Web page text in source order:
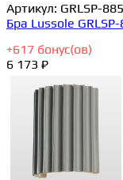
Артикул: GRLSP-
Бра Lussole
+617 бонус(ов)
6 173 ₽